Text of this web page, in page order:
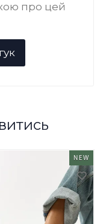
про цей
NEW